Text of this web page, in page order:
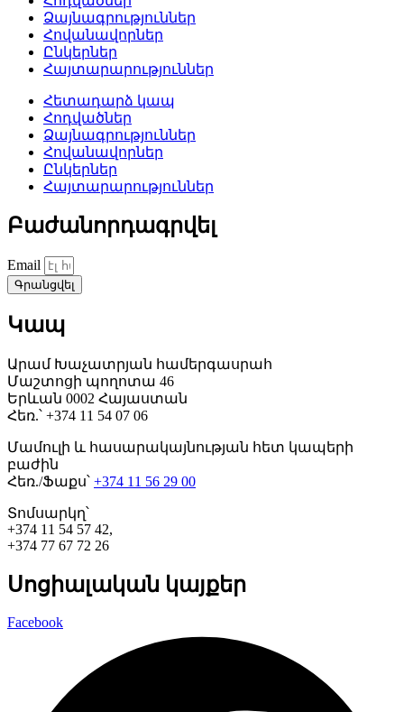
Ձայնագրություններ
Հովանավորներ
Ընկերներ
Հայտարարություններ
Հետադարձ կապ
Հոդվածներ
Ձայնագրություններ
Հովանավորներ
Ընկերներ
Հայտարարություններ
Բաժանորդագրվել
Email
Գրանցվել
Կապ
Արամ Խաչատրյան համերգասրահ
Մաշտոցի պողոտա 46
Երևան 0002 Հայաստան
Հեռ.՝ +374 11 54 07 06
Մամուլի և հասարակայնության հետ կապերի
բաժին
Հեռ./Ֆաքս՝ +374 11 56 29 00
Տոմսարկղ՝
+374 11 54 57 42,
+374 77 67 72 26
Սոցիալական կայքեր
Facebook